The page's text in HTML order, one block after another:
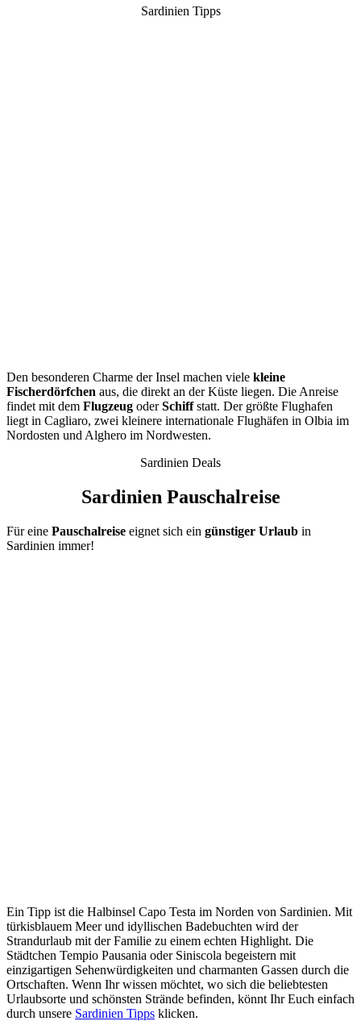
Sardinien Tipps
Den besonderen Charme der Insel machen viele kleine
Fischerdörfchen aus, die direkt an der Küste liegen. Die Anreise
findet mit dem Flugzeug oderSchiffstatt. Der größte Flughafen
liegt in Cagliaro, zwei kleinere internationale Flughäfen in Olbia im
Nordosten und Alghero im Nordwesten.
Sardinien Deals
Sardinien Pauschalreise
Für eine Pauschalreise eignet sich ein günstiger Urlaub in
Sardinien immer!
Ein Tipp ist die Halbinsel Capo Testa im Norden von Sardinien. Mit
türkisblauem Meer und idyllischen Badebuchten wird der
Strandurlaub mit der Familie zu einem echten Highlight. Die
Städtchen Tempio Pausania oder Siniscola begeistern mit
einzigartigen Sehenwürdigkeiten und charmanten Gassen durch die
Ortschaften. Wenn Ihr wissen möchtet, wo sich die beliebtesten
Urlaubsorte und schönsten Strände befinden, könnt Ihr Euch einfach
durch unsere Sardinien Tipps klicken.